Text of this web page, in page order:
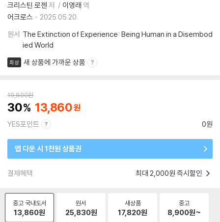
크리스틴 로젠 저 이영래 역
어크로스
2025.05.20.
원서 The Extinction of Experience: Being Human in a Disembod
ied World
최상 새 상품에 가까운 상품
19,800원
30 13,860
YES포인트 0원
앱 다운 시 1천원 상품권
결제혜택 최대 2,000원 즉시할인
중고 국내도서
13,860원
원서
25,830원
새상품
17,820원
중고
8,900원~